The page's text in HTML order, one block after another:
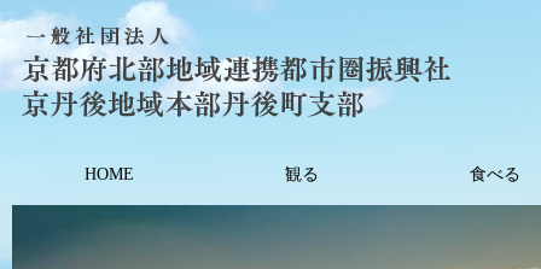
HOME 観る 食べる